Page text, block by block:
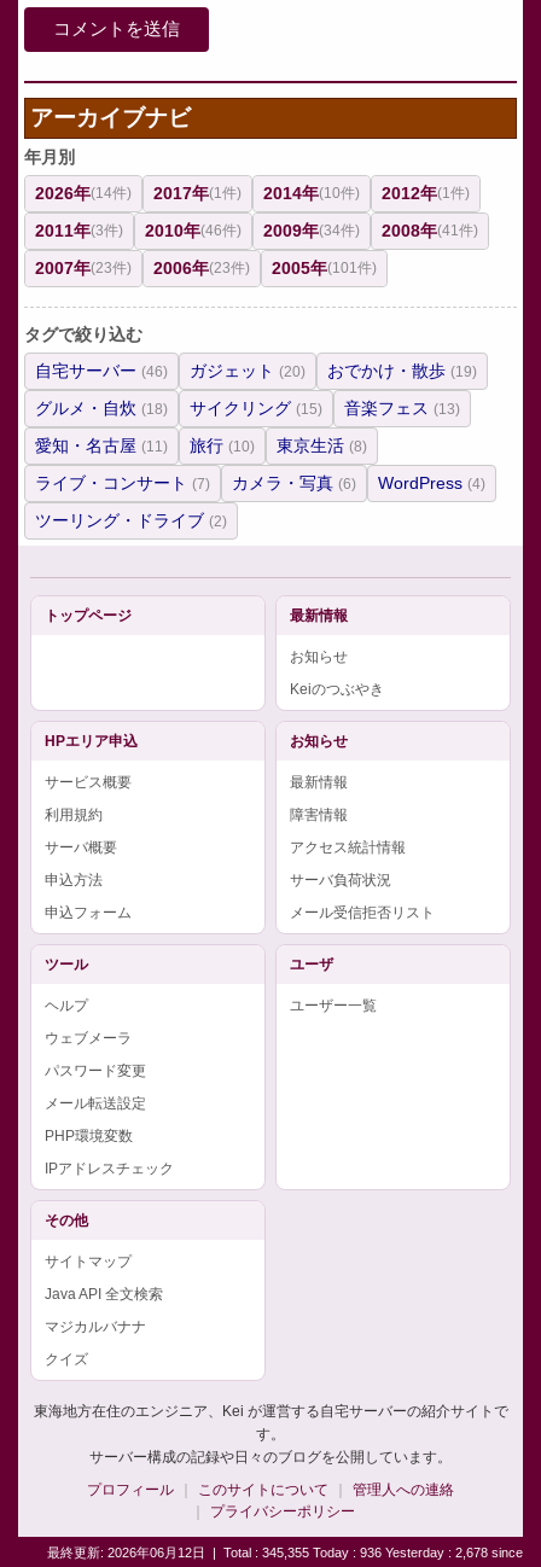
アーカイブナビ
年月別
2026年(14件) 2017年(1件) 2014年(10件) 2012年(1件)
2011年(3件) 2010年(46件) 2009年(34件) 2008年(41件)
2007年(23件) 2006年(23件) 2005年(101件)
タグで絞り込む
自宅サーバー (46) ガジェット (20) おでかけ・散歩 (19)
グルメ・自炊 (18) サイクリング (15) 音楽フェス (13)
愛知・名古屋 (11) 旅行 (10) 東京生活 (8)
ライブ・コンサート (7) カメラ・写真 (6) WordPress (4)
ツーリング・ドライブ (2)
トップページ 最新情報
お知らせ
Keiのつぶやき
HPエリア申込
サービス概要
利用規約
サーバ概要
申込方法
申込フォーム
お知らせ
最新情報
障害情報
アクセス統計情報
サーバ負荷状況
メール受信拒否リスト
ツール
ヘルプ
ウェブメーラ
パスワード変更
メール転送設定
PHP環境変数
IPアドレスチェック
ユーザ
ユーザー一覧
その他
サイトマップ
Java API 全文検索
マジカルバナナ
クイズ
東海地方在住のエンジニア、Kei が運営する自宅サーバーの紹介サイトで
す。
サーバー構成の記録や日々のブログを公開しています。
プロフィール
このサイトについて
管理人への連絡
プライバシーポリシー
最終更新: 2026年06月12日 | Total : 345,355 Today : 936 Yesterday : 2,678 since